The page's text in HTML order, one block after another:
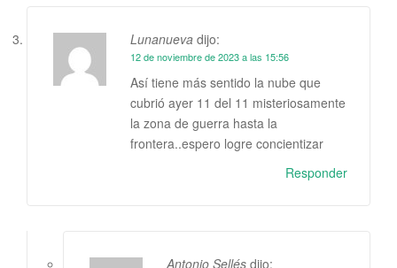
Lunanueva dijo:
12 de noviembre de 2023 a las 15:56
Así tiene más sentido la nube que
cubrió ayer 11 del 11 misteriosamente
la zona de guerra hasta la
frontera..espero logre concientizar
Responder
Antonio Sellés dijo: